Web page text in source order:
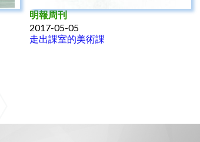
明報周刊
2017-05-05
走出課室的美術課